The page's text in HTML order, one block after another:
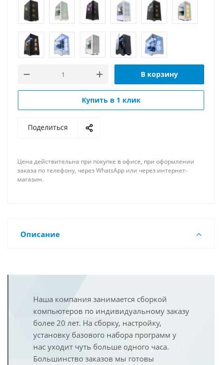
В корзину
Купить в 1 клик
Поделиться
Цена действительна при покупке в офисе, при оформлении
заказа по телефону, через WhatsApp или через интернет-
магазин.
Описание
Наша компания занимается сборкой
компьютеров по индивидуальному заказу
более 20 лет. На сборку, настройку,
установку базового набора программ у
нас уходит чуть больше одного часа.
Большинство заказов мы готовы